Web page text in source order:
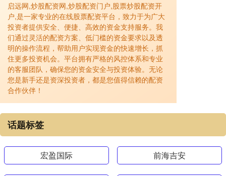
启远网,炒股配资网,炒股配资门户,股票炒股配资开
户,是一家专业的在线股票配资平台，致力于为广大
投资者提供安全、便捷、高效的资金支持服务。我
们通过灵活的配资方案、低门槛的资金要求以及透
明的操作流程，帮助用户实现资金的快速增长，抓
住更多投资机会。平台拥有严格的风控体系和专业
的客服团队，确保您的资金安全与投资体验。无论
您是新手还是资深投资者，都是您值得信赖的配资
合作伙伴！
话题标签
宏盈国际 前海吉安